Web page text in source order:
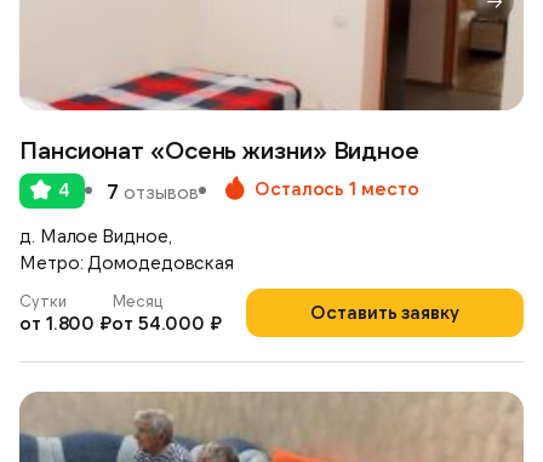
Пансионат «Осень жизни» Видное
4 7 отзывов Осталось 1 место
д. Малое Видное,
Метро: Домодедовская
Оставить заявку
Сутки
от 1.800 ₽
Месяц
от 54.000 ₽